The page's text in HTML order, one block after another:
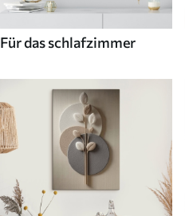
Für das schlafzimmer